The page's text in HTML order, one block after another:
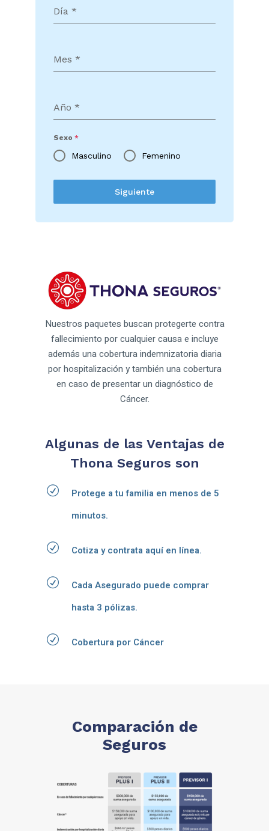
Día *
Mes *
Año *
Sexo *
Masculino Femenino
Siguiente
Nuestros paquetes buscan protegerte contra
fallecimiento por cualquier causa e incluye
además una cobertura indemnizatoria diaria
por hospitalización y también una cobertura
en caso de presentar un diagnóstico de
Cáncer.
Algunas de las Ventajas de
Thona Seguros son
Protege a tu familia en menos de 5
minutos.
Cotiza y contrata aquí en línea.
Cada Asegurado puede comprar
hasta 3 pólizas.
Cobertura por Cáncer
Comparación de
Seguros